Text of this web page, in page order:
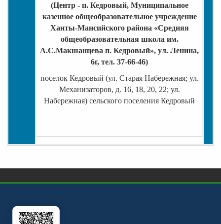
(Центр - п. Кедровый, Муниципальное
казенное общеобразовательное учреждение
Ханты-Мансийского района «Средняя
общеобразовательная школа им.
А.С.Макшанцева п. Кедровый», ул. Ленина,
6г, тел. 37-66-46)
поселок Кедровый (ул. Старая Набережная; ул.
Механизаторов, д. 16, 18, 20, 22; ул.
Набережная) сельского поселения Кедровый